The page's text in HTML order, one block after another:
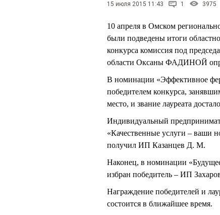
15 июля 2015 11:43 1 3975
10 апреля в Омском
были подведены итоги
конкурса комиссия под
области Оксаны ФАДИНОЙ
В номинации «Эффективное
победителем конкурса,
место, и звание лауреата
Индивидуальный
«Качественные услуги – ваши
получил ИП Казанцев Д. М.
Наконец, в номинации «Будущее
избран победитель – ИП
Награждение победителей и
состоится в ближайшее время.